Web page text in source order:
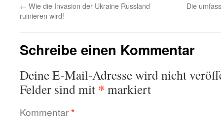
← Wie die Invasion der Ukraine Russland
ruinieren wird!
Die
Schreibe einen Kommentar
Deine E-Mail-Adresse wird nicht
Felder sind mit * markiert
Kommentar*